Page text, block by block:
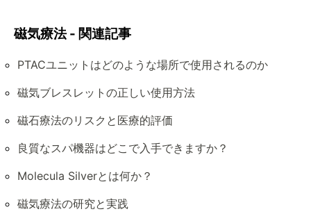
磁気療法 - 関連記事
PTACユニットはどのような場所で使用されるのか
磁気ブレスレットの正しい使用方法
磁石療法のリスクと医療的評価
良質なスパ機器はどこで入手できますか？
Molecula Silverとは何か？
磁気療法の研究と実践